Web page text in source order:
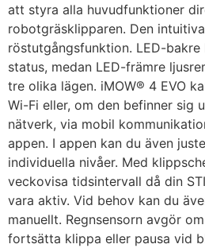
att styra alla huvudfunktioner
robotgräsklipparen. Den
röstutgångsfunktion. LED-bakre
status, medan LED-främre
tre olika lägen. iMOW® 4 EVO
Wi-Fi eller, om den befinner sig
nätverk, via mobil
appen. I appen kan du även
individuella nivåer. Med
veckovisa tidsintervall då din
vara aktiv. Vid behov kan du
manuellt. Regnsensorn avgör
fortsätta klippa eller pausa vid